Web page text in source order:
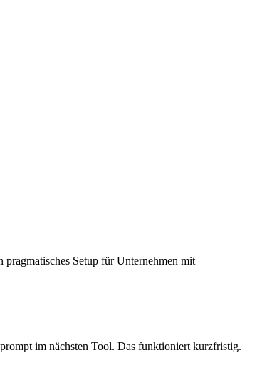
Setup für Unternehmen mit
im nächsten Tool. Das funktioniert kurzfristig.